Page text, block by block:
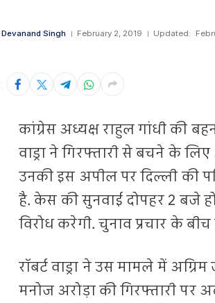
Devanand Singh February 2, 2019 Updated:
कांग्रेस अध्यक्ष राहुल गांधी की
वाड्रा ने गिरफ्तारी से बचने के
उनकी इस अपील पर दिल्ली की
है. केस की सुनवाई दोपहर 2 बजे
विरोध करेगी. चुनाव प्रचार के
रॉबर्ट वाड्रा ने उस मामले में
मनोज अरोड़ा की गिरफ्तारी पर